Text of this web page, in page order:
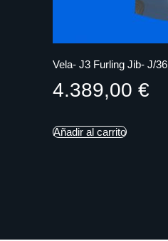
Vela- J3 Furling Jib- J/36
4.389,00 €
Añadir al carrito